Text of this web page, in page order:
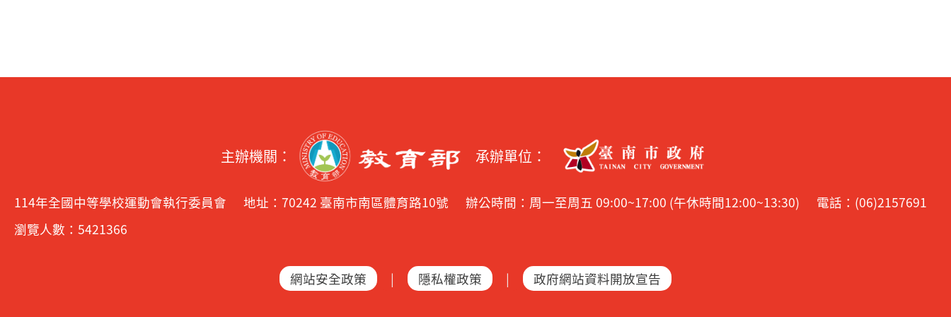
主辦機關： 承辦單位：
114年全國中等學校運動會執行委員會 地址：70242 臺南市南區體育路10號 辦公時間：周一至周五 09:00~17:00 (午休時間12:00~13:30)
電話：(06)2157691
瀏覽人數：5421366
網站安全政策 | 隱私權政策 | 政府網站資料開放宣告